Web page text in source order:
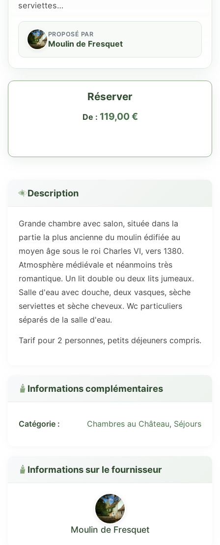
serviettes…
PROPOSÉ PAR
Moulin de Fresquet
Réserver
De : 119,00€
Description
Grande chambre avec salon, située dans la
partie la plus ancienne du moulin édifiée au
moyen âge sous le roi Charles VI, vers 1380.
Atmosphère médiévale et néanmoins très
romantique. Un lit double ou deux lits jumeaux.
Salle d'eau avec douche, deux vasques, sèche
serviettes et sèche cheveux. Wc particuliers
séparés de la salle d'eau.
Tarif pour 2 personnes, petits déjeuners compris.
Informations complémentaires
Catégorie : Chambres au Château, Séjours
Informations sur le fournisseur
Moulin de Fresquet